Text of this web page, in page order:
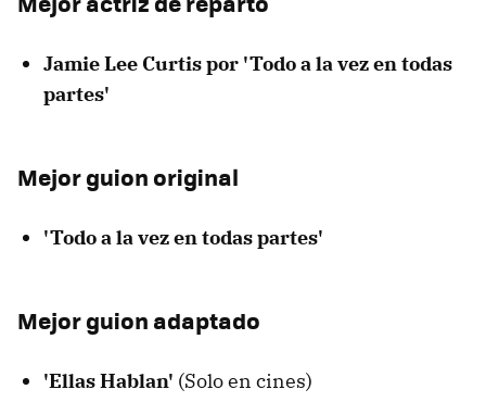
Jamie Lee Curtis por 'Todo a la vez en todas
partes'
Mejor guion original
'Todo a la vez en todas partes'
Mejor guion adaptado
'Ellas Hablan' (Solo en cines)